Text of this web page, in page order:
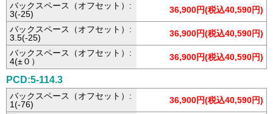
バックスペース（オフセット）:
3(-25)
36,900円(税込40,590円)
バックスペース（オフセット）:
3.5(-25)
36,900円(税込40,590円)
バックスペース（オフセット）:
4(±０）
36,900円(税込40,590円)
PCD:5-114.3
バックスペース（オフセット）:
1(-76)
36,900円(税込40,590円)